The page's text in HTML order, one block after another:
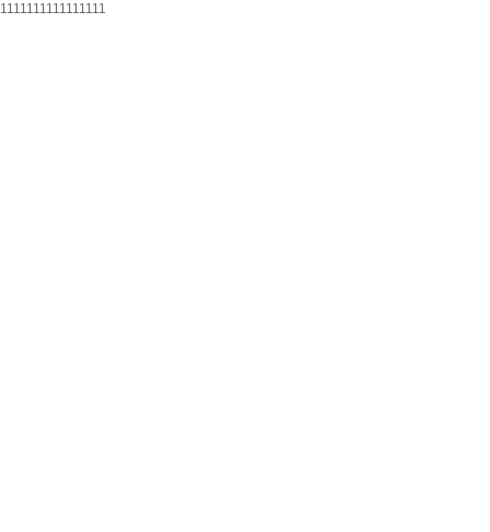
1111111111111111